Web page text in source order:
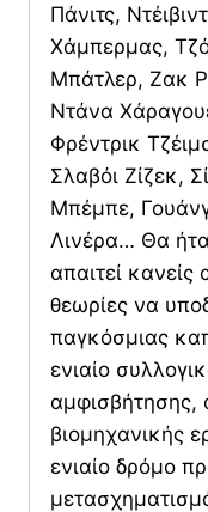
Πάνιτς,
Χάμπερμας,
Μπάτλερ, Ζακ
Ντάνα
Φρέντρικ
Σλαβόι Ζίζεκ,
Μπέμπε,
Λινέρα… Θα
απαιτεί κανείς
θεωρίες να
παγκόσμιας
ενιαίο
αμφισβήτησης,
βιομηχανικής
ενιαίο δρόμο